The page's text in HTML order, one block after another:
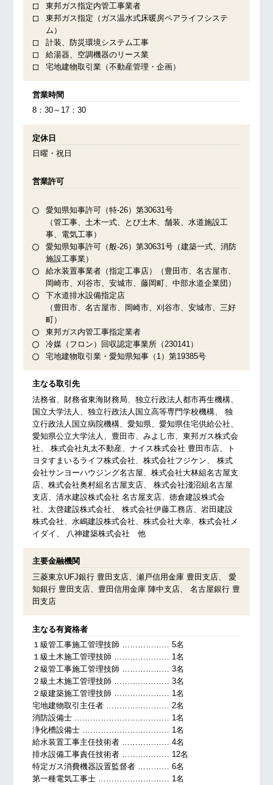
東邦ガス指定内管工事業者
東邦ガス指定（ガス温水式床暖房ペアライフシステ
ム）
計装、防災環境システム工事
給湯器、空調機器のリース業
宅地建物取引業（不動産管理・企画）
営業時間
8：30～17：30
定休日
日曜・祝日
営業許可
愛知県知事許可（特-26）第30631号
（管工事、土木一式、とび土木、舗装、水道施設工
事、電気工事）
愛知県知事許可（般-26）第30631号（建築一式、消防
施設工事業）
給水装置事業者（指定工事店）（豊田市、名古屋市、
岡崎市、刈谷市、安城市、藤岡町、中部水道企業団）
下水道排水設備指定店
（豊田市、名古屋市、岡崎市、刈谷市、安城市、三好
町）
東邦ガス内管工事指定業者
冷媒（フロン）回収認定事業所（230141）
宅地建物取引業・愛知県知事（1）第19385号
主なる取引先
法務省、財務省東海財務局、独立行政法人都市再生機構、
国立大学法人、独立行政法人国立高等専門学校機構、 独
立行政法人国立病院機構、愛知県、愛知県住宅供給公社、
愛知県公立大学法人、豊田市、みよし市、東邦ガス株式会
社、 株式会社丸太不動産、ナイス株式会社 豊田市店、ト
ヨタすまいるライフ株式会社、株式会社フジケン、 株式
会社サンヨーハウジング名古屋、株式会社大林組名古屋支
店、株式会社奥村組名古屋支店、 株式会社淺沼組名古屋
支店、清水建設株式会社 名古屋支店、徳倉建設株式会
社、太啓建設株式会社、 株式会社伊藤工務店、岩田建設
株式会社、水嶋建設株式会社、株式会社大幸、株式会社メ
イダイ、 八神建築株式会社 他
主要金融機関
三菱東京UFJ銀行 豊田支店、瀬戸信用金庫 豊田支店、 愛
知銀行 豊田支店、豊田信用金庫 陣中支店、 名古屋銀行 豊
田支店
主なる有資格者
１級管工事施工管理技師 ……………… 5名
１級土木施工管理技師 ………………… 1名
２級管工事施工管理技師 ……………… 3名
２級土木施工管理技師 ………………… 3名
２級建築施工管理技師 ………………… 1名
宅地建物取引主任者 …………………… 2名
消防設備士 ……………………………… 1名
浄化槽設備士 …………………………… 1名
給水装置工事主任技術者 ……………… 4名
排水設備工事責任技術者 ……………… 12名
特定ガス消費機器設置監督者 ………… 6名
第一種電気工事士 ……………………… 1名